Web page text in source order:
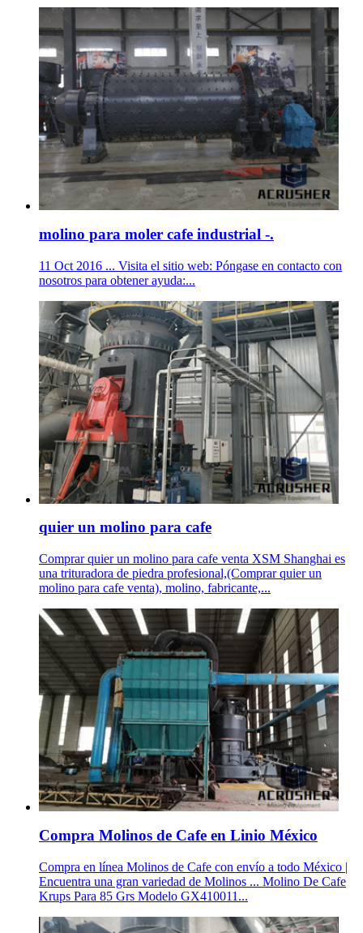
molino para moler cafe industrial -.
11 Oct 2016 ... Visita el sitio web: Póngase en contacto con
nosotros para obtener ayuda:...
quier un molino para cafe
Comprar quier un molino para cafe venta XSM Shanghai es
una trituradora de piedra profesional,(Comprar quier un
molino para cafe venta), molino, fabricante,...
Compra Molinos de Cafe en Linio México
Compra en línea Molinos de Cafe con envío a todo México |
Encuentra una gran variedad de Molinos ... Molino De Cafe
Krups Para 85 Grs Modelo GX410011...